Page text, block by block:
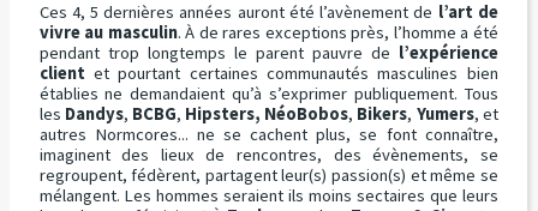
Ces 4, 5 dernières années auront été l’avènement de l’art de
vivre au masculin. À de rares exceptions près, l’homme a été
pendant trop longtemps le parent pauvre de l’expérience
clientet pourtant certaines communautés masculines bien
établies ne demandaient qu’à s’exprimer publiquement. Tous
les Dandys, BCBG, Hipsters, NéoBobos, Bikers, Yumers, et
autres Normcores... ne se cachent plus, se font connaître,
imaginent des lieux de rencontres, des évènements, se
regroupent, fédèrent, partagent leur(s) passion(s) et même se
mélangent. Les hommes seraient ils moins sectaires que leurs